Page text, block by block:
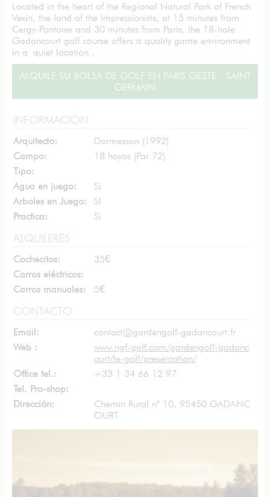
Located in the heart of the Regional Natural Park of French
Vexin, the land of the Impressionists, at 15 minutes from
Cergy-Pontoise and 30 minutes from Paris, the 18-hole
Gadancourt golf course offers a quality game environment
in a quiet location .
ALQUILE SU BOLSA DE GOLF EN PARIS OESTE - SAINT
GERMAIN
INFORMACIÓN
Arquitecto:
Dormesson (1992)
Campo:
18 hoyos (Par 72)
Tipo:
Agua en juego:
Si
Arboles en Juego:
SI
Practica:
Si
ALQUILERES
Cochecitos:
35€
Carros eléctricos:
Carros manuales:
5€
CONTACTO
Email:
contact@gardengolf-gadancourt.fr
Web :
www.ngf-golf.com/gardengolf-gadanc
ourt/le-golf/presentation/
Office tel.:
+33 1 34 66 12 97
Tel. Pro-shop:
Dirección:
Chemin Rural n° 10, 95450 GADANC
OURT